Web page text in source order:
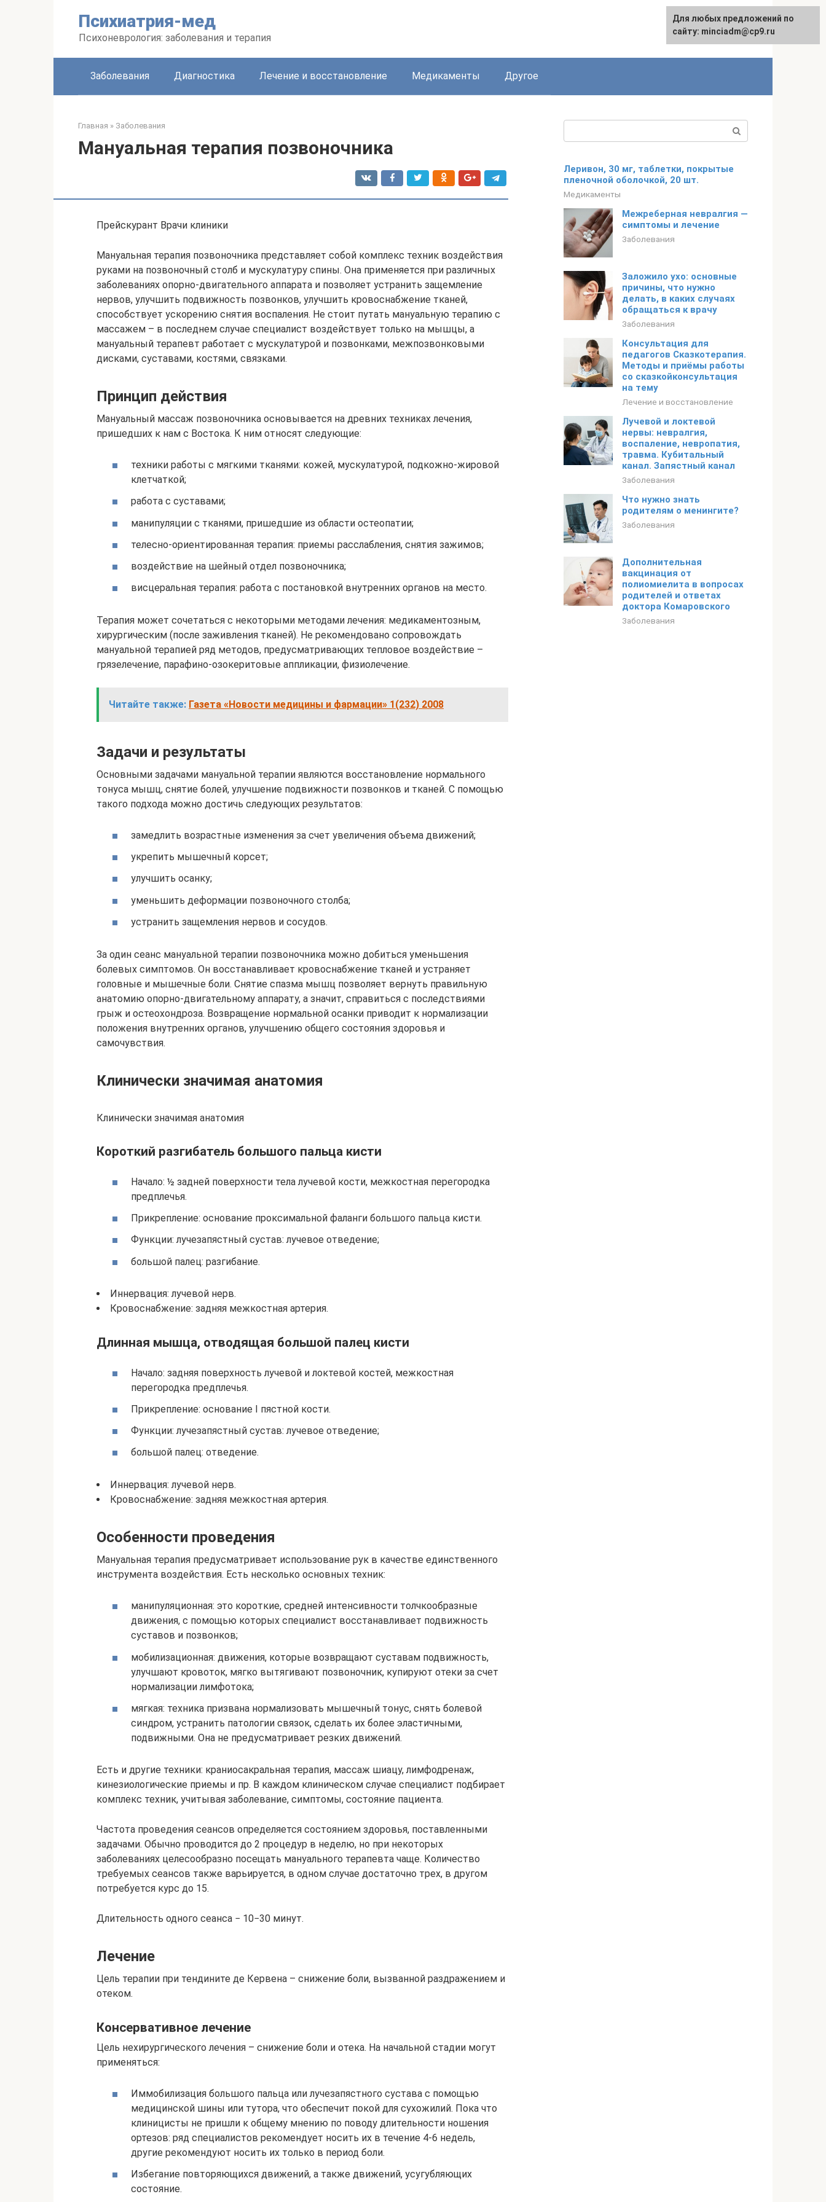
Психиатрия-мед
Психоневрология: заболевания и терапия
Заболевания Диагностика Лечение и восстановление Медикаменты Другое
Главная » Заболевания
Мануальная терапия позвоночника
Прейскурант Врачи клиники
Мануальная терапия позвоночника представляет собой комплекс техник воздействия
руками на позвоночный столб и мускулатуру спины. Она применяется при различных
заболеваниях опорно-двигательного аппарата и позволяет устранить защемление
нервов, улучшить подвижность позвонков, улучшить кровоснабжение тканей,
способствует ускорению снятия воспаления. Не стоит путать мануальную терапию с
массажем – в последнем случае специалист воздействует только на мышцы, а
мануальный терапевт работает с мускулатурой и позвонками, межпозвонковыми
дисками, суставами, костями, связками.
Принцип действия
Мануальный массаж позвоночника основывается на древних техниках лечения,
пришедших к нам с Востока. К ним относят следующие:
техники работы с мягкими тканями: кожей, мускулатурой, подкожно-жировой
клетчаткой;
работа с суставами;
манипуляции с тканями, пришедшие из области остеопатии;
телесно-ориентированная терапия: приемы расслабления, снятия зажимов;
воздействие на шейный отдел позвоночника;
висцеральная терапия: работа с постановкой внутренних органов на место.
Терапия может сочетаться с некоторыми методами лечения: медикаментозным,
хирургическим (после заживления тканей). Не рекомендовано сопровождать
мануальной терапией ряд методов, предусматривающих тепловое воздействие –
грязелечение, парафино-озокеритовые аппликации, физиолечение.
Читайте также: Газета «Новости медицины и фармации» 1(232) 2008
Задачи и результаты
Основными задачами мануальной терапии являются восстановление нормального
тонуса мышц, снятие болей, улучшение подвижности позвонков и тканей. С помощью
такого подхода можно достичь следующих результатов:
замедлить возрастные изменения за счет увеличения объема движений;
укрепить мышечный корсет;
улучшить осанку;
уменьшить деформации позвоночного столба;
устранить защемления нервов и сосудов.
За один сеанс мануальной терапии позвоночника можно добиться уменьшения
болевых симптомов. Он восстанавливает кровоснабжение тканей и устраняет
головные и мышечные боли. Снятие спазма мышц позволяет вернуть правильную
анатомию опорно-двигательному аппарату, а значит, справиться с последствиями
грыж и остеохондроза. Возвращение нормальной осанки приводит к нормализации
положения внутренних органов, улучшению общего состояния здоровья и
самочувствия.
Клинически значимая анатомия
Клинически значимая анатомия
Короткий разгибатель большого пальца кисти
Начало: ½ задней поверхности тела лучевой кости, межкостная перегородка
предплечья.
Прикрепление: основание проксимальной фаланги большого пальца кисти.
Функции: лучезапястный сустав: лучевое отведение;
большой палец: разгибание.
Иннервация: лучевой нерв.
Кровоснабжение: задняя межкостная артерия.
Длинная мышца, отводящая большой палец кисти
Начало: задняя поверхность лучевой и локтевой костей, межкостная
перегородка предплечья.
Прикрепление: основание I пястной кости.
Функции: лучезапястный сустав: лучевое отведение;
большой палец: отведение.
Иннервация: лучевой нерв.
Кровоснабжение: задняя межкостная артерия.
Особенности проведения
Мануальная терапия предусматривает использование рук в качестве единственного
инструмента воздействия. Есть несколько основных техник:
манипуляционная: это короткие, средней интенсивности толчкообразные
движения, с помощью которых специалист восстанавливает подвижность
суставов и позвонков;
мобилизационная: движения, которые возвращают суставам подвижность,
улучшают кровоток, мягко вытягивают позвоночник, купируют отеки за счет
нормализации лимфотока;
мягкая: техника призвана нормализовать мышечный тонус, снять болевой
синдром, устранить патологии связок, сделать их более эластичными,
подвижными. Она не предусматривает резких движений.
Есть и другие техники: краниосакральная терапия, массаж шиацу, лимфодренаж,
кинезиологические приемы и пр. В каждом клиническом случае специалист подбирает
комплекс техник, учитывая заболевание, симптомы, состояние пациента.
Частота проведения сеансов определяется состоянием здоровья, поставленными
задачами. Обычно проводится до 2 процедур в неделю, но при некоторых
заболеваниях целесообразно посещать мануального терапевта чаще. Количество
требуемых сеансов также варьируется, в одном случае достаточно трех, в другом
потребуется курс до 15.
Длительность одного сеанса − 10−30 минут.
Лечение
Цель терапии при тендините де Кервена – снижение боли, вызванной раздражением и
отеком.
Консервативное лечение
Цель нехирургического лечения – снижение боли и отека. На начальной стадии могут
применяться:
Иммобилизация большого пальца или лучезапястного сустава с помощью
медицинской шины или тутора, что обеспечит покой для сухожилий. Пока что
клиницисты не пришли к общему мнению по поводу длительности ношения
ортезов: ряд специалистов рекомендует носить их в течение 4-6 недель,
другие рекомендуют носить их только в период боли.
Избегание повторяющихся движений, а также движений, усугубляющих
состояние.
Леривон, 30 мг, таблетки, покрытые
пленочной оболочкой, 20 шт.
Медикаменты
Межреберная невралгия —
симптомы и лечение
Заболевания
Заложило ухо: основные
причины, что нужно
делать, в каких случаях
обращаться к врачу
Заболевания
Консультация для
педагогов Сказкотерапия.
Методы и приёмы работы
со сказкойконсультация
на тему
Лечение и восстановление
Лучевой и локтевой
нервы: невралгия,
воспаление, невропатия,
травма. Кубитальный
канал. Запястный канал
Заболевания
Что нужно знать
родителям о менингите?
Заболевания
Дополнительная
вакцинация от
полиомиелита в вопросах
родителей и ответах
доктора Комаровского
Заболевания
Для любых предложений по
сайту: minciadm@cp9.ru